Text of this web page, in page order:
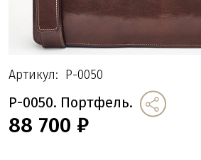
Артикул: P-0050
P-0050. Портфель.
88 700 ₽